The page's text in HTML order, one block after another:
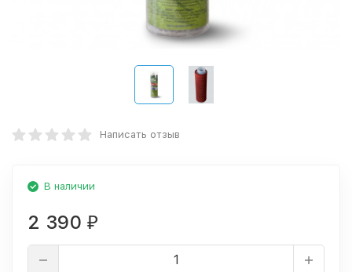
Написать отзыв
В наличии
2 390 ₽